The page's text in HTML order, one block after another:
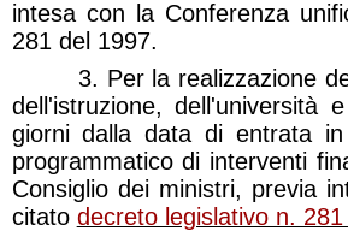
intesa con la Conferenza
281 del 1997.
3. Per la realizzazione
dell'istruzione, dell'università
giorni dalla data di entrata
programmatico di interventi
Consiglio dei ministri, previa
citato decreto legislativo n.